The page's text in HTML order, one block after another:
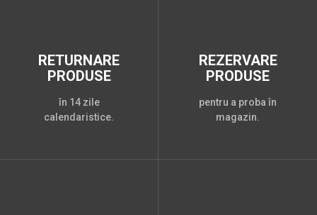
RETURNARE
PRODUSE
în 14 zile
calendaristice.
REZERVARE
PRODUSE
pentru a proba în
magazin.